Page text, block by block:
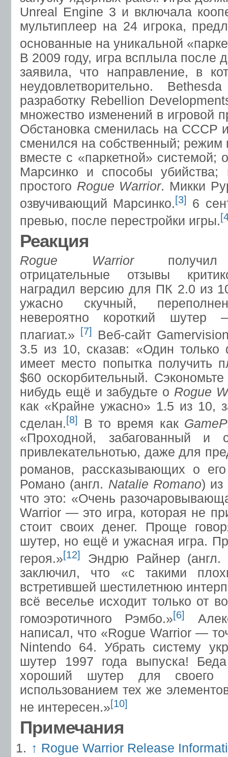
Unreal Engine 3 и включала
мультиплеер на 24 игрока,
основанные на уникальной
В 2009 году, игра всплыла после
заявила, что направление, в
неудовлетворительно.
разработку Rebellion
множество изменений в игровой
Обстановка сменилась на СССР
сменился на собственный; режим
вместе с «паркетной»
Марсинко и способы убийства;
простого Rogue Warrior. Микки
озвучивающий Марсинко.[3] 6
превью, после перестройки игры.
Реакция
Rogue Warriorполучил
отрицательные отзывы
наградил версию для ПК 2.0 из
ужасно скучный,
невероятно короткий шутер
плагиат.» [7]
Веб-сайт
3.5 из 10, сказав: «Один только
имеет место попытка получить
$60 оскорбительный.
нибудь ещё и забудьте о Rogue
как «Крайне ужасно» 1.5 из 10,
сделан.[8] В то время как
«Проходной, забагованный
привлекательнотью, даже для
романов, рассказывающих о
Романо (англ. Natalie Romano) из
что это: «Очень
Warrior — это игра, которая не
стоит своих денег. Проще
шутер, но ещё и ужасная игра.
героя.»[12]
Эндрю Райнер (англ.
заключил, что «с такими
встретившей шестилетнюю
всё веселье исходит только от
гомоэротичного Рэмбо.»[6]
написал, что «Rogue Warrior —
Nintendo 64. Убрать систему
шутер 1997 года выпуска!
хороший шутер для
использованием тех же
не интересен.»[10]
Примечания
↑ Rogue Warrior Release